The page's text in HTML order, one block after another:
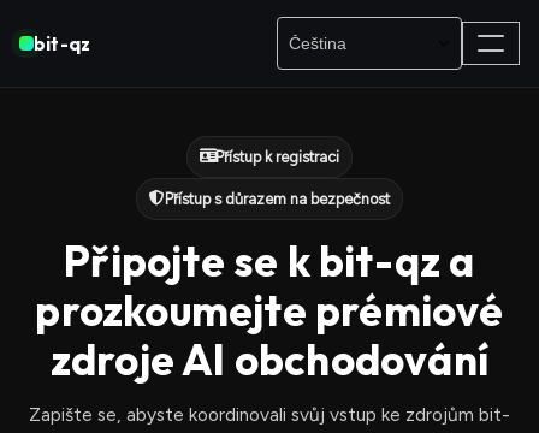
bit-qz
Přístup k registraci
Přístup s důrazem na bezpečnost
Připojte se k bit-qz a
prozkoumejte prémiové
zdroje AI obchodování
Zapište se, abyste koordinovali svůj vstup ke zdrojům bit-